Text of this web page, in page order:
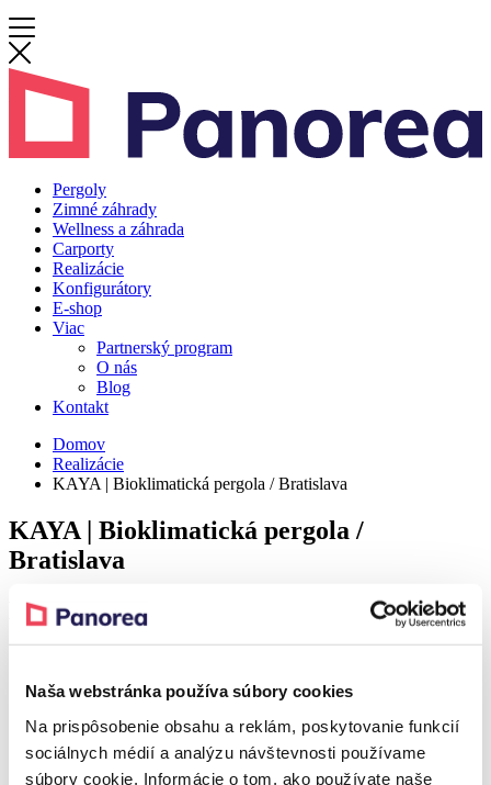
Naša webstránka používa súbory cookies
Na prispôsobenie obsahu a reklám, poskytovanie funkcií
sociálnych médií a analýzu návštevnosti používame
súbory cookie. Informácie o tom, ako používate naše
Pergoly
Zimné záhrady
Wellness a záhrada
Carporty
Realizácie
Konfigurátory
E-shop
Viac
Partnerský program
O nás
Blog
Kontakt
Domov
Realizácie
KAYA | Bioklimatická pergola / Bratislava
KAYA | Bioklimatická pergola /
Bratislava
Detail
Realization – Bratislava